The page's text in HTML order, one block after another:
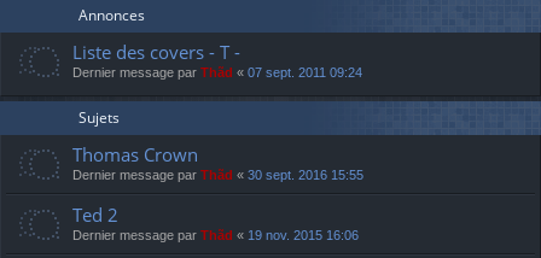
Annonces
Liste des covers - T -
Dernier message par Thãd « 07 sept. 2011 09:24
Sujets
Thomas Crown
Dernier message par Thãd « 30 sept. 2016 15:55
Ted 2
Dernier message par Thãd « 19 nov. 2015 16:06